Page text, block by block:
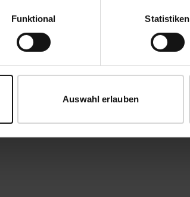
Funktional Statistiken
Auswahl erlauben